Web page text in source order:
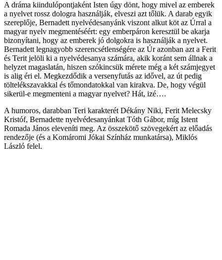
A dráma kiindulópontjaként Isten úgy dönt, hogy mivel az emberek
a nyelvet rossz dologra használják, elveszi azt tőlük. A darab egyik
szereplője, Bernadett nyelvédesanyánk viszont alkut köt az Úrral a
magyar nyelv megmentéséért: egy emberpáron keresztül be akarja
bizonyítani, hogy az emberek jó dolgokra is használják a nyelvet.
Bernadett legnagyobb szerencsétlenségére az Úr azonban azt a Ferit
és Terit jelöli ki a nyelvédesanya számára, akik koránt sem állnak a
helyzet magaslatán, hiszen szókincsük mérete még a két számjegyet
is alig éri el. Megkezdődik a versenyfutás az idővel, az út pedig
töltelékszavakkal és tőmondatokkal van kirakva. De, hogy végül
sikerül-e megmenteni a magyar nyelvet? Hát, izé….
A humoros, darabban Teri karakterét Dékány Niki, Ferit Melecsky
Kristóf, Bernadette nyelvédesanyánkat Tóth Gábor, míg Istent
Romada János eleveníti meg. Az összekötő szövegekért az előadás
rendezője (és a Komáromi Jókai Színház munkatársa), Miklós
László felel.